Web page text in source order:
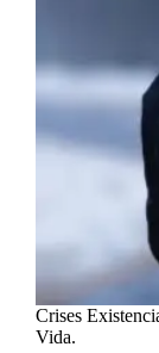
Crises
Vida.